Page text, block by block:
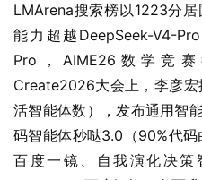
LMArena搜索榜以1223分
能力超越DeepSeek-V4-
Pro，AIME26数学竞
Create2026大会上，李彦
活智能体数），发布通用智
码智能体秒哒3.0（90%代
百度一镜、自我演化决策